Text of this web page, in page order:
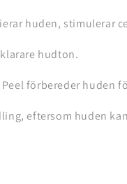
huden, stimulerar
hudton.
förbereder
eftersom huden